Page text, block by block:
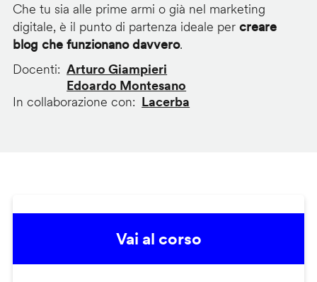
Che tu sia alle prime armi o già nel marketing
digitale, è il punto di partenza ideale per creare
blog che funzionano davvero.
Docenti
Arturo Giampieri
Edoardo Montesano
In collaborazione con
Lacerba
Vai al corso